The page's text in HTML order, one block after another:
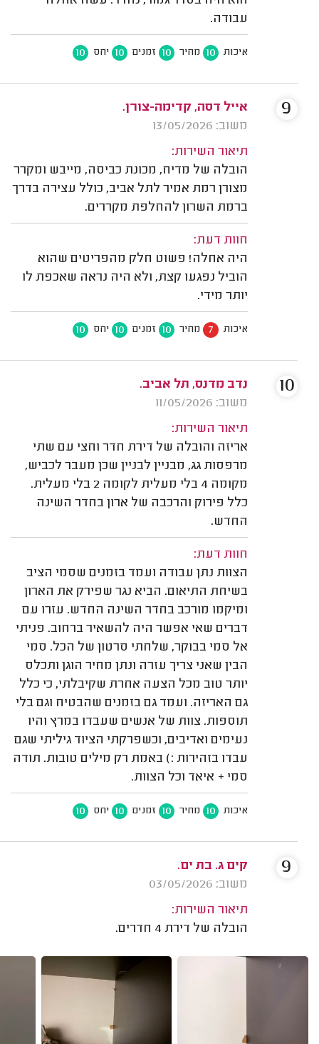
עבודה.
איכות 10 מחיר 10 זמנים 10 יחס 10
אייל דסה, קדימה-צורן.
משוב: 13/05/2026
תיאור השירות:
הובלה של מדיח, מכונת כביסה, מייבש ומקרר
מצורן רמת אמיר לתל אביב, כולל עצירה בדרך
ברמת השרון להחלפת מקררים.
חוות דעת:
היה אחלה! פשוט חלק מהפריטים שהוא
הוביל נפגעו קצת, ולא היה נראה שאכפת לו
יותר מידי.
איכות 7 מחיר 10 זמנים 10 יחס 10
9
נדב מדנס, תל אביב.
משוב: 11/05/2026
תיאור השירות:
אריזה והובלה של דירת חדר וחצי עם שתי
מרפסות גג, מבניין לבניין שכן מעבר לכביש,
מקומה 4 בלי מעלית לקומה 2 בלי מעלית.
כלל פירוק והרכבה של ארון בחדר השינה
החדש.
חוות דעת:
הצוות נתן עבודה ועמד בזמנים שסמי הציב
בשיחת התיאום. הביא נגר שפירק את הארון
ומיקמו מורכב בחדר השינה החדש. עזרו עם
דברים שאי אפשר היה להשאיר ברחוב. פניתי
אל סמי בבוקר, שלחתי סרטון של הכל. סמי
הבין שאני צריך עזרה ונתן מחיר הוגן ותכלס
יותר טוב מכל הצעה אחרת שקיבלתי, כי כלל
גם האריזה. ועמד גם בזמנים שהבטיח וגם בלי
תוספות. צוות של אנשים שעבדו במרץ והיו
נעימים ואדיבים, וכשפרקתי הציוד גיליתי שגם
עבדו בזהירות :) באמת רק מילים טובות. תודה
סמי + איאד וכל הצוות.
איכות 10 מחיר 10 זמנים 10 יחס 10
10
קים ג. בת ים.
משוב: 03/05/2026
תיאור השירות:
הובלה של דירת 4 חדרים.
9